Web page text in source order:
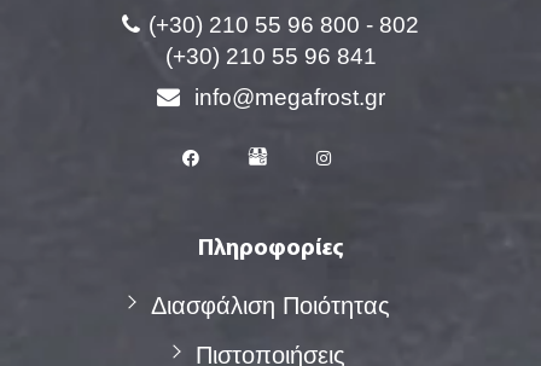
(+30) 210 55 96 800 - 802
(+30) 210 55 96 841
info@megafrost.gr
Πληροφορίες
Διασφάλιση Ποιότητας
Πιστοποιήσεις